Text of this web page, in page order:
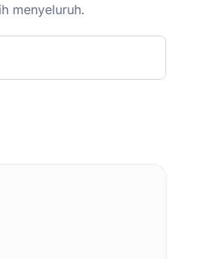
menyeluruh.